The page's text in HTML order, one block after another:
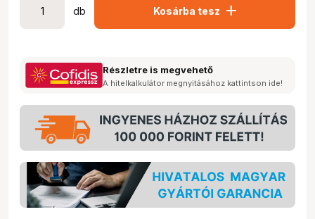
db Kosárba tesz add
Részletre is megvehető
A hitelkalkulátor megnyitásához kattintson ide!